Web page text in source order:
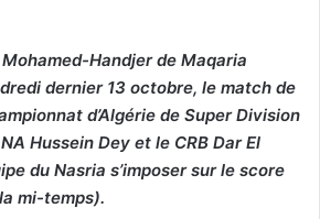
Handjer de Maqaria
dernier 13 octobre, le match de
d’Algérie de Super Division
Hussein Dey et le CRB Dar El
du Nasria s’imposer sur le score
mi-temps).